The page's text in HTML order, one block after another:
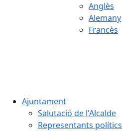
Anglès
Alemany
Francès
Ajuntament
Salutació de l'Alcalde
Representants polítics